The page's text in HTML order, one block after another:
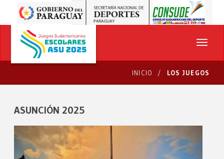
INICIO LOS JUEGOS
ASUNCIÓN 2025